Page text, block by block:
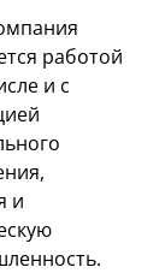
работой
и с
и